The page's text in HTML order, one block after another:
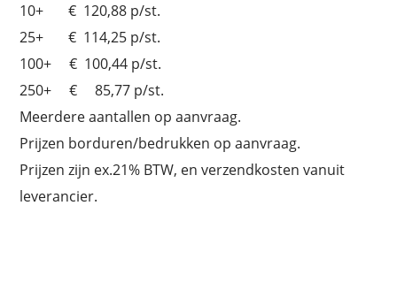
10+ € 120,88 p/st.
25+ € 114,25 p/st.
100+ € 100,44 p/st.
250+ € 85,77 p/st.
Meerdere aantallen op aanvraag.
Prijzen borduren/bedrukken op aanvraag.
Prijzen zijn ex.21% BTW, en verzendkosten vanuit
leverancier.